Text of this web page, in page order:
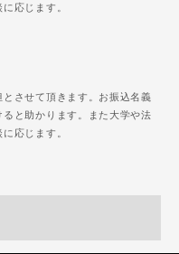
応じます。
させて頂きます。お振込名義
と助かります。また大学や法
応じます。